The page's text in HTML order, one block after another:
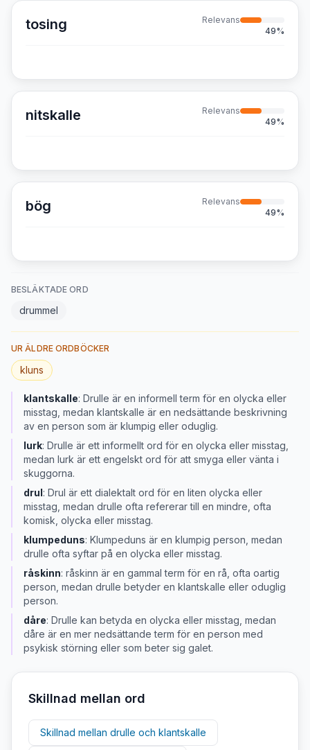
tosing
Relevans
49%
nitskalle
Relevans
49%
bög
Relevans
49%
BESLÄKTADE ORD
drummel
UR ÄLDRE ORDBÖCKER
kluns
klantskalle: Drulle är en informell term för en olycka eller
misstag, medan klantskalle är en nedsättande beskrivning
av en person som är klumpig eller oduglig.
lurk: Drulle är ett informellt ord för en olycka eller misstag,
medan lurk är ett engelskt ord för att smyga eller vänta i
skuggorna.
drul: Drul är ett dialektalt ord för en liten olycka eller
misstag, medan drulle ofta refererar till en mindre, ofta
komisk, olycka eller misstag.
klumpeduns: Klumpeduns är en klumpig person, medan
drulle ofta syftar på en olycka eller misstag.
råskinn: råskinn är en gammal term för en rå, ofta oartig
person, medan drulle betyder en klantskalle eller oduglig
person.
dåre: Drulle kan betyda en olycka eller misstag, medan
dåre är en mer nedsättande term för en person med
psykisk störning eller som beter sig galet.
Skillnad mellan ord
Skillnad mellan drulle och klantskalle